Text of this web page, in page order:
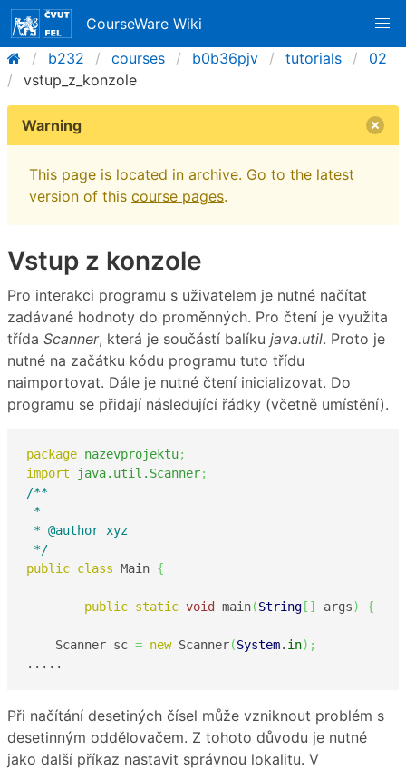
CourseWare Wiki
b232
courses b0b36pjv tutorials
02
vstup_z_konzole
Warning
This page is located in archive. Go to the latest
version of this course pages.
Vstup z konzole
Pro interakci programu s uživatelem je nutné načítat
zadávané hodnoty do proměnných. Pro čtení je využita
třída Scanner, která je součástí balíku java.util. Proto je
nutné na začátku kódu programu tuto třídu
naimportovat. Dále je nutné čtení inicializovat. Do
programu se přidají následující řádky (včetně umístění).
package nazevprojektu;
import
java.util.Scanner;
/**
*
* @author xyz
*/
public class Main {
public static void main(String [ ] args) {
    Scanner sc
= new Scanner(System. in) ;
.....
Při načítání desetiných čísel může vzniknout problém s
desetinným oddělovačem. Z tohoto důvodu je nutné
jako další příkaz nastavit správnou lokalitu. V